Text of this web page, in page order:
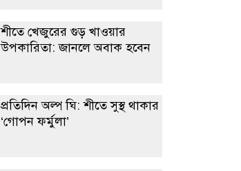
শীতে খেজুরের গুড় খাওয়ার
উপকারিতা: জানলে অবাক হবেন
প্রতিদিন অল্প ঘি: শীতে সুস্থ থাকার
‘গোপন ফর্মুলা’